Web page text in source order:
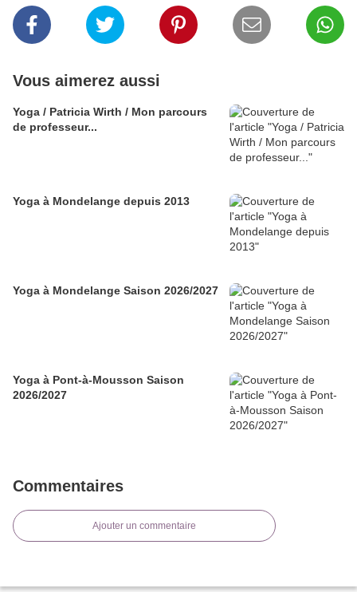
Vous aimerez aussi
Yoga / Patricia Wirth / Mon parcours
de professeur...
Yoga à Mondelange depuis 2013
Yoga à Mondelange Saison 2026/2027
Yoga à Pont-à-Mousson Saison
2026/2027
Commentaires
Ajouter un commentaire